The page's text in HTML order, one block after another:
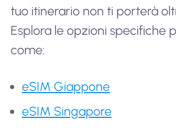
tuo itinerario non ti porterà
Esplora le opzioni specifiche
come:
eSIM Giappone
eSIM Singapore